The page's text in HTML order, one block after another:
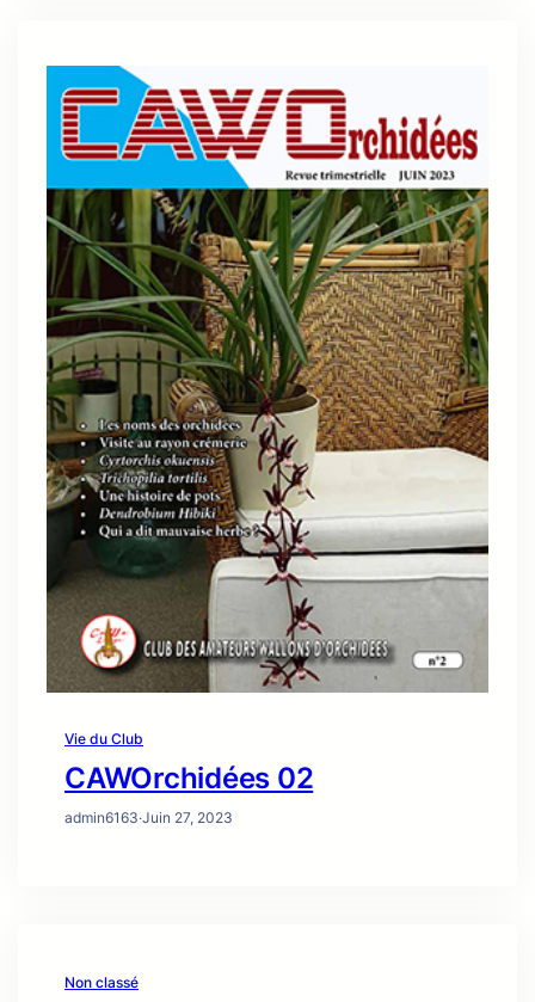
Vie du Club
CAWOrchidées 02
admin6163·Juin 27, 2023
Non classé